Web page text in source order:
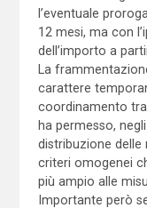
l’eventuale
12 mesi, ma con
dell’importo a
La
carattere
coordinamento
ha permesso,
distribuzione delle
criteri omogenei
più ampio alle
Importante però